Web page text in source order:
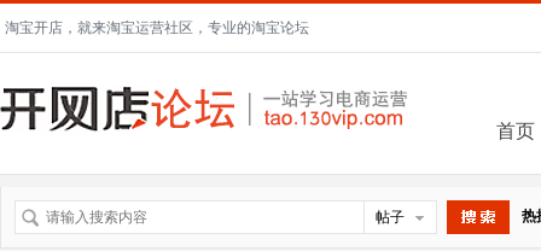
淘宝开店，就来淘宝运营社区，专业的淘宝论坛
首页
帖子 热